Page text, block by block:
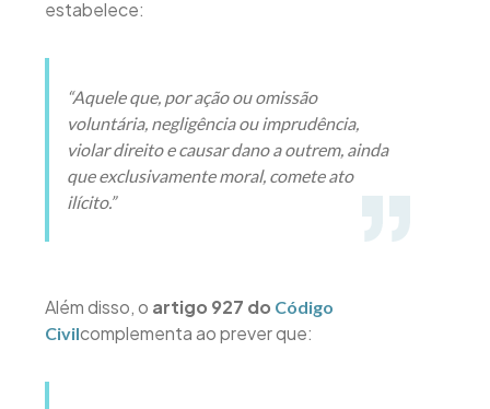
estabelece:
“Aquele que, por ação ou omissão
voluntária, negligência ou imprudência,
violar direito e causar dano a outrem, ainda
que exclusivamente moral, comete ato
ilícito.”
Além disso, o artigo 927 do Código
Civilcomplementa ao prever que: